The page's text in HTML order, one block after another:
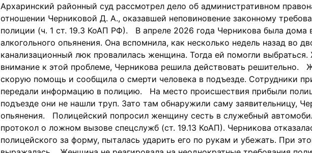
Архаринский районный суд рассмотрел дело об административном
отношении Черниковой Д. А., оказавшей неповиновение законному
полиции (ч. 1 ст. 19.3 КоАП РФ). В апреле 2026 года Черникова была дома
алкогольного опьянения. Она вспомнила, как несколько недель назад во
канализационный люк провалилась женщина. Тогда ей помогли выбраться.
внимание к этой проблеме, Черникова решила действовать решительно.
скорую помощь и сообщила о смерти человека в подъезде. Сотрудники
передали информацию в полицию. На место происшествия прибыли
подъезде они не нашли труп. Зато там обнаружили саму заявительницу,
опьянения. Полицейский попросил женщину сесть в служебный
протокол о ложном вызове спецслужб (ст. 19.13 КоАП). Черникова
полицейского за форму, пыталась ударить его по рукам и убежать. При